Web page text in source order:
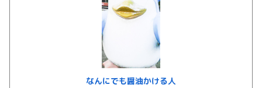
なんにでも醤油かける人